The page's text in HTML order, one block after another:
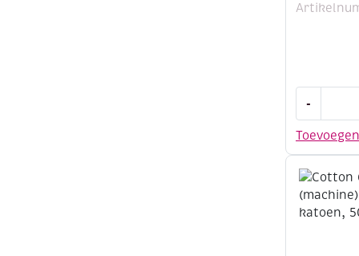
Toevoegen
-
katoen,
500
meter,
lichtgrijs